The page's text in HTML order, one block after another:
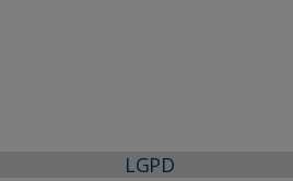
LGPD